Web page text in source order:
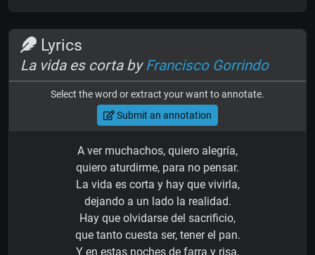
Lyrics
La vida es corta byFrancisco Gorrindo
Select the word or extract your want to annotate.
Submit an annotation
A ver muchachos, quiero alegría,
quiero aturdirme, para no pensar.
La vida es corta y hay que vivirla,
dejando a un lado la realidad.
Hay que olvidarse del sacrificio,
que tanto cuesta ser, tener el pan.
Y en estas noches de farra y risa,